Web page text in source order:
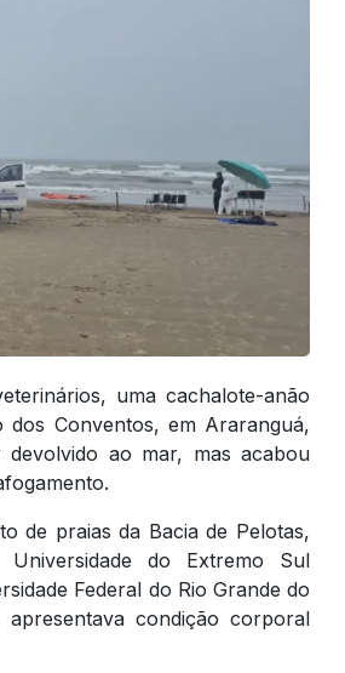
uma cachalote-anão
Conventos, em Araranguá,
ao mar, mas acabou
de praias da Bacia de Pelotas,
do Extremo Sul
Federal do Rio Grande do
condição corporal